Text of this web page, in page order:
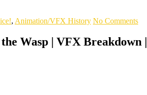
, Animation/VFX History No Comments
Wasp | VFX Breakdown